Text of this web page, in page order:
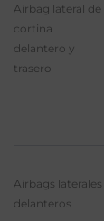
Airbag lateral de
cortina
delantero y
trasero
Airbags laterales
delanteros